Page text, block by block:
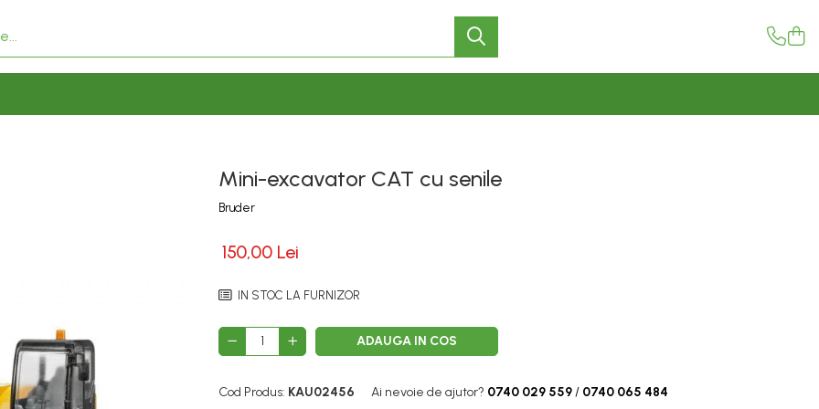
Mini-excavator CAT cu senile
Bruder
150,00 Lei
IN STOC LA FURNIZOR
ADAUGA IN COS
Cod Produs: KAU02456 Ai nevoie de ajutor? 0740 029 559/ 0740 065 484